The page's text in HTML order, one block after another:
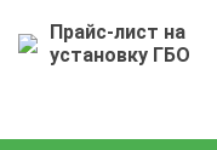
Прайс-лист на
установку ГБО